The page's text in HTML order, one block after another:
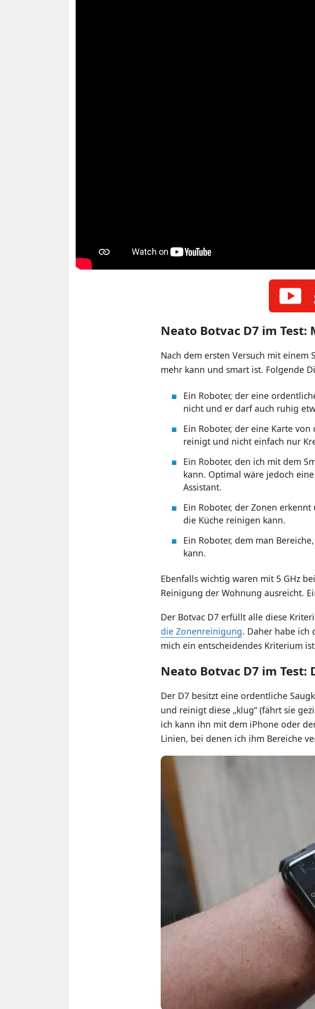
Neato Botvac D7 im Test:
Nach dem ersten Versuch mit
mehr kann und smart ist. Folgende
Ein Roboter, der eine
nicht und er darf auch ruhig
Ein Roboter, der eine Karte
reinigt und nicht einfach nur
Ein Roboter, den ich mit dem
kann. Optimal wäre jedoch
Assistant.
Ein Roboter, der Zonen
die Küche reinigen kann.
Ein Roboter, dem man
kann.
Ebenfalls wichtig waren mit 5 GHz
Reinigung der Wohnung ausreicht.
Der Botvac D7 erfüllt alle diese
die Zonenreinigung. Daher habe ich
mich ein entscheidendes Kriterium
Neato Botvac D7 im Test:
Der D7 besitzt eine ordentliche
und reinigt diese „klug“ (fährt sie
ich kann ihn mit dem iPhone oder
Linien, bei denen ich ihm Bereiche